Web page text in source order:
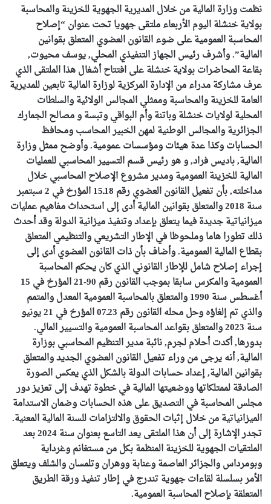
نظمت وزارة المالية من خلال المديرية الجهوية للخزينة والمحاسبة
بولاية خنشلة اليوم الأربعاء ملتقى جهويا تحت عنوان “إصلاح
المحاسبة العمومية على ضوء القانون العضوي المتعلق بقوانين
المالية”. وأشرف رئيس الجهاز التنفيذي المحلي, يوسف محيوت,
بقاعة المحاضرات بولاية خنشلة على افتتاح أشغال هذا الملتقى الذي
عرف مشاركة مدراء من الإدارة المركزية لوزارة المالية تابعين للمديرية
العامة للخزينة والمحاسبة وممثلي المجالس الولائية والسلطات
المحلية لولايات خنشلة وباتنة وأم البواقي وتبسة و مصالح الجمارك
الجزائرية والمجالس الوطنية لمهن الخبير المحاسب ومحافظ
الحسابات وكذا عدة هيئات ومؤسسات عمومية. وأوضح ممثل وزارة
المالية, باديس فراد, و هو رئيس قسم التسيير المحاسبي للعمليات
المالية للخزينة العمومية ومدير مشروع الإصلاح المحاسبي خلال
مداخلته, بأن تفعيل القانون العضوي رقم 18ـ15 المؤرخ في 2 سبتمبر
سنة 2018 والمتعلق بقوانين المالية أدى إلى استحداث مفاهيم عمليات
ميزانياتية جديدة فيما يتعلق بإعداد وتنفيذ ميزانية الدولة وقد أحدث
ذلك تطورا هاما وملحوظا في الإطار التشريعي والتنظيمي المتعلق
بقطاع المالية العمومية. وأضاف بأن ذات القانون العضوي أدى إلى
إجراء إصلاح شامل للإطار القانوني الذي كان يحكم المحاسبة
العمومية والمكرس سابقا بموجب القانون رقم 90-21 المؤرخ في 15
أغسطس سنة 1990 والمتعلق بالمحاسبة العمومية المعدل والمتمم
والذي تم إلغاؤه وحل محله القانون رقم 23ـ07 المؤرخ في 21 يونيو
سنة 2023 والمتعلق بقواعد المحاسبة العمومية والتسيير المالي.
بدورها, أكدت أحلام لجرم, نائبة مدير التنظيم المحاسبي بوزارة
المالية, أنه يرجى من وراء تفعيل القانون العضوي الجديد والمتعلق
بقوانين المالية, إعداد حسابات الدولة بالشكل الذي يعكس الصورة
الصادقة لممتلكاتها ووضعيتها المالية في خطوة تهدف إلى تعزيز دور
مجلس المحاسبة في التصديق على هذه الحسابات وضمان الاستدامة
الميزانياتية من خلال إثبات الحقوق والالتزامات للسنة المالية المعنية.
تجدر الإشارة إلى أن هذا الملتقى يعد التاسع بعنوان سنة 2024 بعد
الملتقيات الجهوية للخزينة المنظمة بكل من مستغانم وغرداية
وبومرداس والجزائر العاصمة وعنابة ووهران وتلمسان والشلف ويتعلق
الأمر بسلسلة لقاءات جهوية تندرج في إطار تنفيذ ورقة الطريق
المتعلقة بإصلاح المحاسبة العمومية.